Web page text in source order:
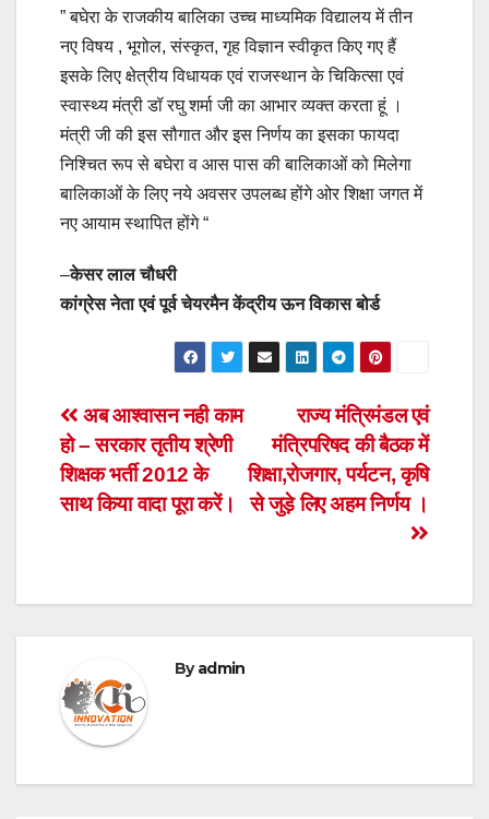
” बघेरा के राजकीय बालिका उच्च माध्यमिक विद्यालय में तीन
नए विषय , भूगोल, संस्कृत, गृह विज्ञान स्वीकृत किए गए हैं
इसके लिए क्षेत्रीय विधायक एवं राजस्थान के चिकित्सा एवं
स्वास्थ्य मंत्री डॉ रघु शर्मा जी का आभार व्यक्त करता हूं ।
मंत्री जी की इस सौगात और इस निर्णय का इसका फायदा
निश्चित रूप से बघेरा व आस पास की बालिकाओं को मिलेगा
बालिकाओं के लिए नये अवसर उपलब्ध होंगे ओर शिक्षा जगत में
नए आयाम स्थापित होंगे “
–केसर लाल चौधरी
कांग्रेस नेता एवं पूर्व चेयरमैन केंद्रीय ऊन विकास बोर्ड
Post
navigation
राज्य मंत्रिमंडल एवं
मंत्रिपरिषद की बैठक में
शिक्षा,रोजगार, पर्यटन, कृषि
से जुड़े लिए अहम निर्णय ।
अब आश्वासन नही काम
हो – सरकार तृतीय श्रेणी
शिक्षक भर्ती 2012 के
साथ किया वादा पूरा करें।
Byadmin